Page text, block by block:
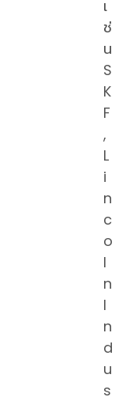
เ
ช่
น
S
K
F
,
L
i
n
c
o
l
n
I
n
d
u
s